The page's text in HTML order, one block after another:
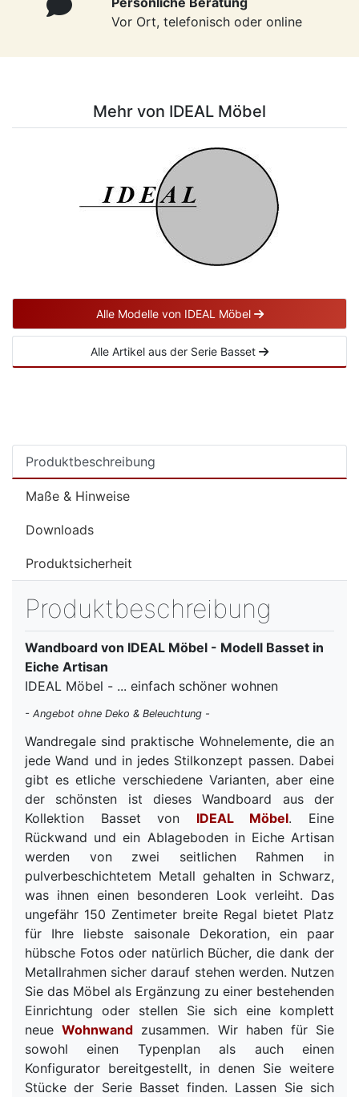
Vor Ort, telefonisch oder online
Mehr von IDEAL Möbel
Alle Modelle von IDEAL Möbel
Alle Artikel aus der Serie Basset
Produktbeschreibung
Maße & Hinweise
Downloads
Produktsicherheit
Produktbeschreibung
Wandboard von IDEAL Möbel - Modell Basset in
Eiche Artisan
IDEAL Möbel - ... einfach schöner wohnen
- Angebot ohne Deko & Beleuchtung -
Wandregale sind praktische Wohnelemente, die an
jede Wand und in jedes Stilkonzept passen. Dabei
gibt es etliche verschiedene Varianten, aber eine
der schönsten ist dieses Wandboard aus der
Kollektion Basset von IDEAL Möbel. Eine
Rückwand und ein Ablageboden in Eiche Artisan
werden von zwei seitlichen Rahmen in
pulverbeschichtetem Metall gehalten in Schwarz,
was ihnen einen besonderen Look verleiht. Das
ungefähr 150 Zentimeter breite Regal bietet Platz
für Ihre liebste saisonale Dekoration, ein paar
hübsche Fotos oder natürlich Bücher, die dank der
Metallrahmen sicher darauf stehen werden. Nutzen
Sie das Möbel als Ergänzung zu einer bestehenden
Einrichtung oder stellen Sie sich eine komplett
neueWohnwand zusammen. Wir haben für Sie
sowohl einen Typenplan als auch einen
Konfigurator bereitgestellt, in denen Sie weitere
Stücke der Serie Basset finden. Lassen Sie sich